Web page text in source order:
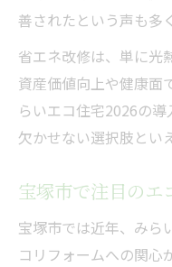
善されたという声も多
省エネ改修は、単に光
資産価値向上や健康面
らいエコ住宅2026の
欠かせない選択肢とい
宝塚市で注目のエ
宝塚市では近年、みら
コリフォームへの関心